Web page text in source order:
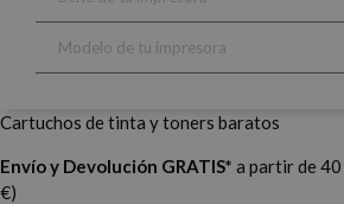
Cartuchos de tinta y toners baratos
Envío y Devolución GRATIS* a partir de
€)